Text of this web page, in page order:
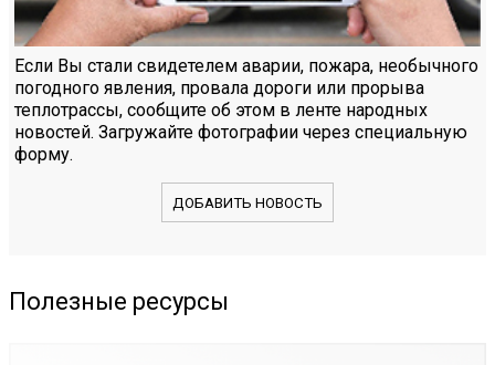
Если Вы стали свидетелем аварии, пожара, необычного
погодного явления, провала дороги или прорыва
теплотрассы, сообщите об этом в ленте народных
новостей. Загружайте фотографии через специальную
форму.
ДОБАВИТЬ НОВОСТЬ
Полезные ресурсы